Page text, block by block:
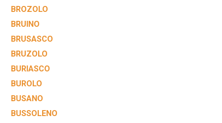
BROZOLO
BRUINO
BRUSASCO
BRUZOLO
BURIASCO
BUROLO
BUSANO
BUSSOLENO